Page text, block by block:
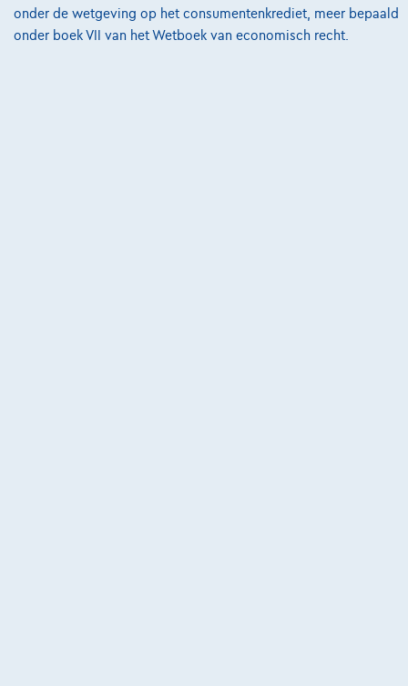
onder de wetgeving op het consumentenkrediet, meer bepaald
onder boek VII van het Wetboek van economisch recht.
Over Ons